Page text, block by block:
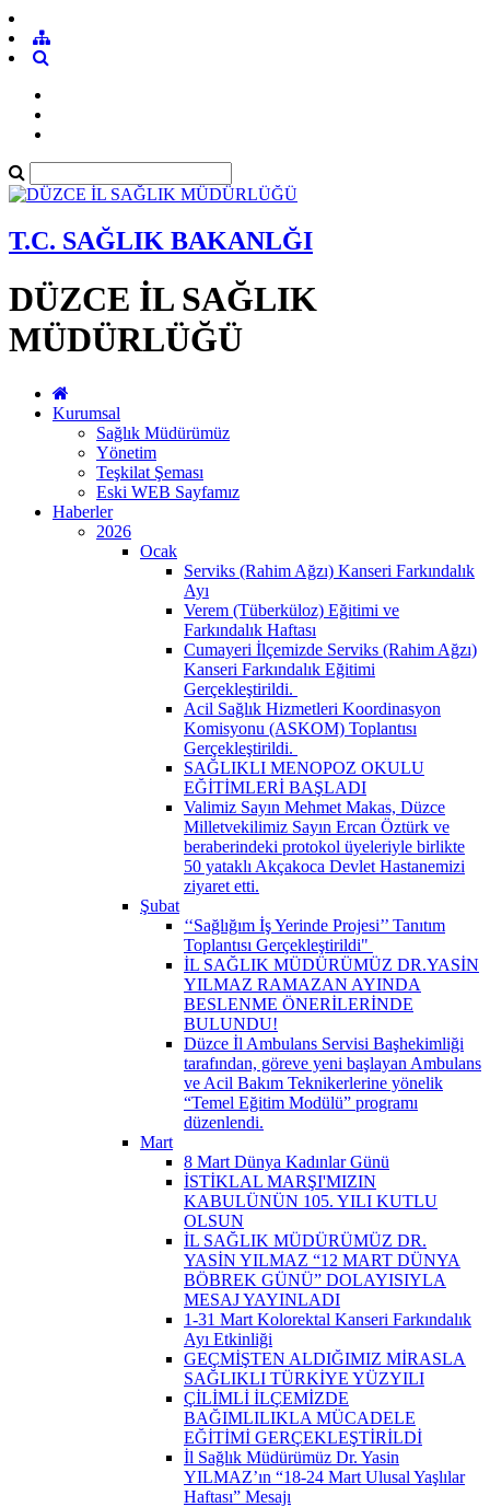
T.C. SAĞLIK BAKANLĞI
DÜZCE İL SAĞLIK
MÜDÜRLÜĞÜ
Kurumsal
Sağlık Müdürümüz
Yönetim
Teşkilat Şeması
Eski WEB Sayfamız
Haberler
2026
Ocak
Serviks (Rahim Ağzı) Kanseri Farkındalık
Ayı
Verem (Tüberküloz) Eğitimi ve
Farkındalık Haftası
Cumayeri İlçemizde Serviks (Rahim Ağzı)
Kanseri Farkındalık Eğitimi
Gerçekleştirildi. ​
Acil Sağlık Hizmetleri Koordinasyon
Komisyonu (ASKOM) Toplantısı
Gerçekleştirildi. ​
SAĞLIKLI MENOPOZ OKULU
EĞİTİMLERİ BAŞLADI
Valimiz Sayın Mehmet Makas, Düzce
Milletvekilimiz Sayın Ercan Öztürk ve
beraberindeki protokol üyeleriyle birlikte
50 yataklı Akçakoca Devlet Hastanemizi
ziyaret etti.
Şubat
‘‘Sağlığım İş Yerinde Projesi’’ Tanıtım
Toplantısı Gerçekleştirildi" ​
İL SAĞLIK MÜDÜRÜMÜZ DR.YASİN
YILMAZ RAMAZAN AYINDA
BESLENME ÖNERİLERİNDE
BULUNDU!
Düzce İl Ambulans Servisi Başhekimliği
tarafından, göreve yeni başlayan Ambulans
ve Acil Bakım Teknikerlerine yönelik
“Temel Eğitim Modülü” programı
düzenlendi.
Mart
8 Mart Dünya Kadınlar Günü
İSTİKLAL MARŞI'MIZIN
KABULÜNÜN 105. YILI KUTLU
OLSUN
İL SAĞLIK MÜDÜRÜMÜZ DR.
YASİN YILMAZ “12 MART DÜNYA
BÖBREK GÜNÜ” DOLAYISIYLA
MESAJ YAYINLADI
1-31 Mart Kolorektal Kanseri Farkındalık
Ayı Etkinliği
GEÇMİŞTEN ALDIĞIMIZ MİRASLA
SAĞLIKLI TÜRKİYE YÜZYILI
ÇİLİMLİ İLÇEMİZDE
BAĞIMLILIKLA MÜCADELE
EĞİTİMİ GERÇEKLEŞTİRİLDİ
İl Sağlık Müdürümüz Dr. Yasin
YILMAZ’ın “18-24 Mart Ulusal Yaşlılar
Haftası” Mesajı